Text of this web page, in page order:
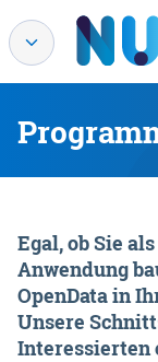
Egal, ob Sie
Anwendung
OpenData in
Unsere
Interessierten